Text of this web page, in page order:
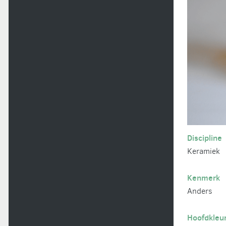
Discipline
Keramiek
Kenmerk
Anders